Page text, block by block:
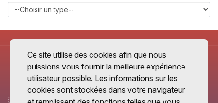
Ce site utilise des cookies afin que nous
puissions vous fournir la meilleure expérience
utilisateur possible. Les informations sur les
cookies sont stockées dans votre navigateur